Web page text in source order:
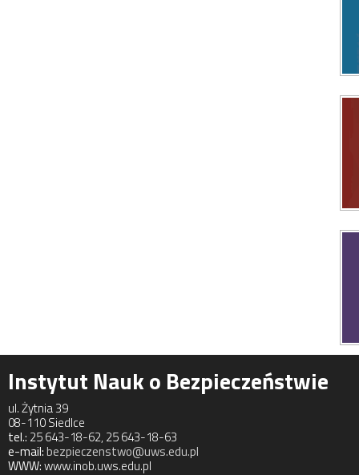
Instytut Nauk o Bezpieczeństwie
ul. Żytnia 39
08-110 Siedlce
tel.: 25 643-18-62, 25 643-18-63
e-mail:bezpieczenstwo@uws.edu.pl
WWW:www.inob.uws.edu.pl